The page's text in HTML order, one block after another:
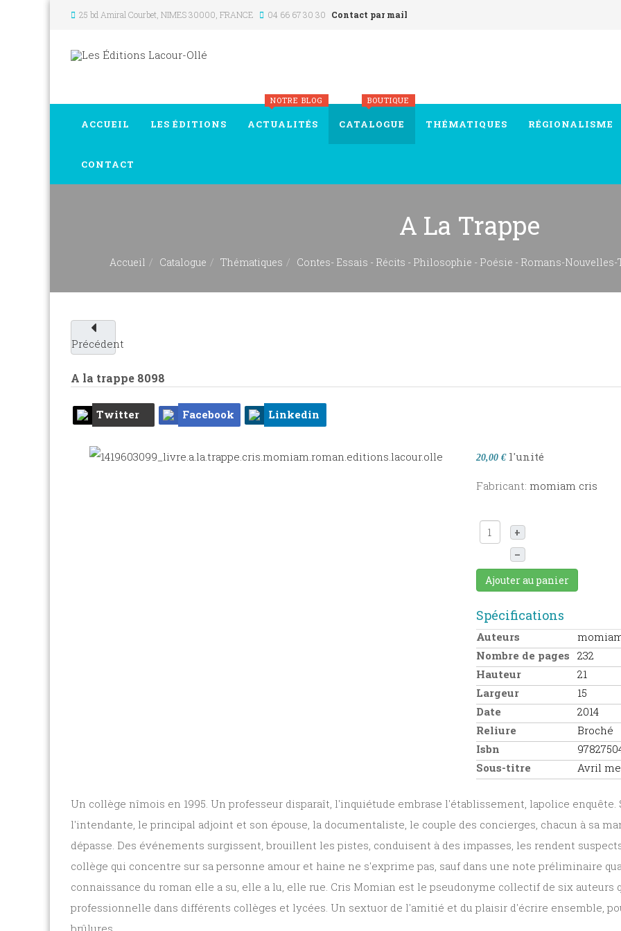
25 bd Amiral Courbet , NIMES30000 FRANCE 04 66 67 30 30 Contact par mail
ACCUEIL LES ÉDITIONS ACTUALITÉS
NOTRE BLOG
CATALOGUE
BOUTIQUE
THÉMATIQUES RÉGIONALISME
CONTACT
A La Trappe
Accueil Catalogue Thématiques Contes- Essais - Récits - Philosophie - Poésie - Romans-Nouvelles-
Précédent
A la trappe 8098
Twitter Facebook Linkedin
20,00 € l'unité
Fabricant: momiam cris
+
–
Ajouter au panier
Spécifications
Auteurs
Nombre de pages 232
Hauteur
21
Largeur
15
Date
2014
Reliure
Broché
Isbn
Sous-titre
Avril
Un collège nîmois en 1995. Un professeur disparaît, l'inquiétude embrase l'établissement, lapolice
l'intendante, le principal adjoint et son épouse, la documentaliste, le couple des concierges, chacun à sa
dépasse. Des événements surgissent, brouillent les pistes, conduisent à des impasses, les rendent
collège qui concentre sur sa personne amour et haine ne s'exprime pas, sauf dans une note préliminaire
connaissance du roman elle a su, elle a lu, elle rue. Cris Momian est le pseudonyme collectif de six
professionnelle dans différents collèges et lycées. Un sextuor de l'amitié et du plaisir d'écrire ensemble,